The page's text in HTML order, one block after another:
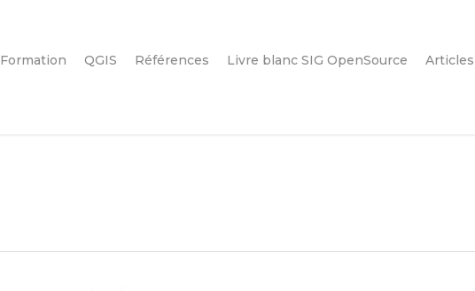
Formation QGIS Références Livre blanc SIG OpenSource Articles